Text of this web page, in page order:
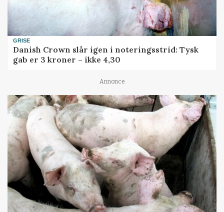
GRISE
Danish Crown slår igen i noteringsstrid: Tysk
gab er 3 kroner – ikke 4,30
Annonce